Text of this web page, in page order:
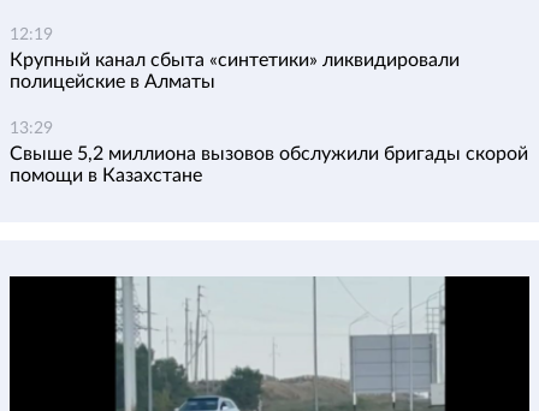
12:19
Крупный канал сбыта «синтетики» ликвидировали
полицейские в Алматы
13:29
Свыше 5,2 миллиона вызовов обслужили бригады скорой
помощи в Казахстане